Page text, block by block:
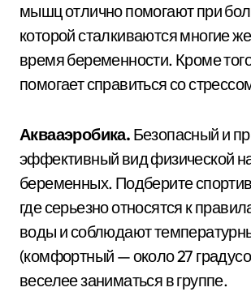
мышц отлично помогают при
которой сталкиваются многие
время беременности. Кроме
помогает справиться со
Аквааэробика. Безопасный и
эффективный вид физической
беременных. Подберите
где серьезно относятся к
воды и соблюдают
(комфортный — около 27
веселее заниматься в группе.